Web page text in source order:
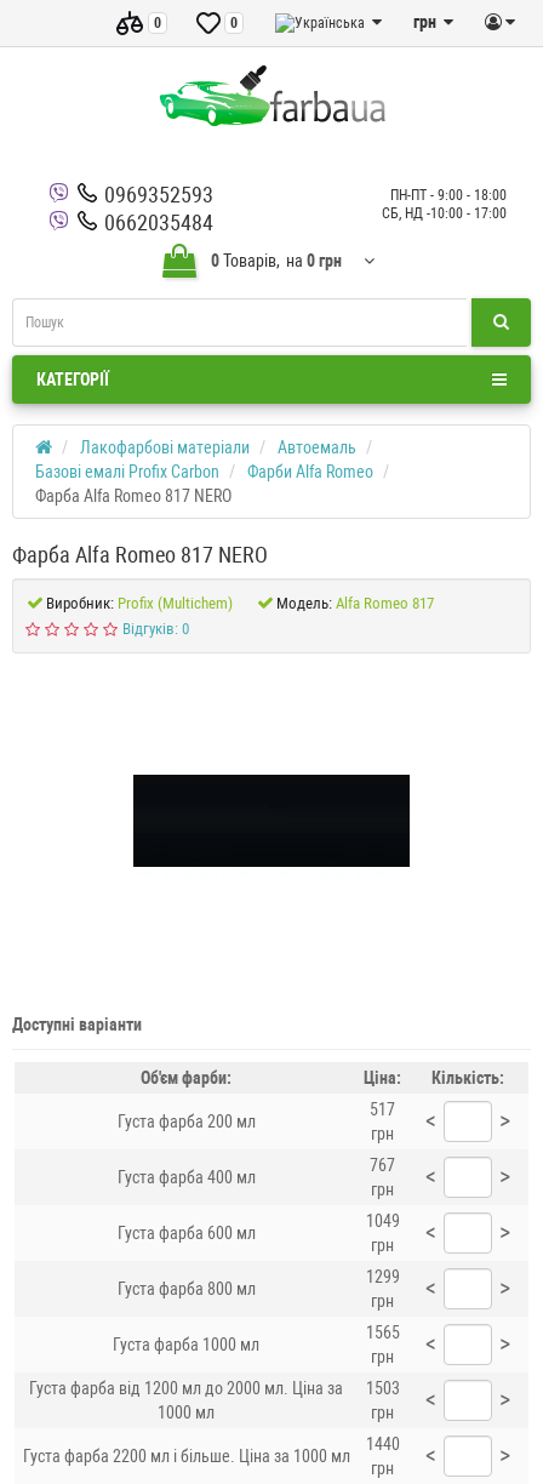
грн
0
0
0969352593
0662035484
ПН-ПТ - 9:00 - 18:00
СБ, НД -10:00 - 17:00
0Товарів, на 0 грн
КАТЕГОРІЇ
Лакофарбові матеріали
Автоемаль
Базові емалі Profix Carbon
Фарби Alfa Romeo
Фарба Alfa Romeo 817 NERO
Фарба Alfa Romeo 817 NERO
Виробник: Profix (Multichem) Модель: Alfa Romeo 817
Відгуків: 0
Доступні варіанти
Об'єм фарби: Ціна: Кількість:
Густа фарба 200 мл
517
грн
< >
Густа фарба 400 мл
767
грн
< >
Густа фарба 600 мл
1049
грн
< >
Густа фарба 800 мл
1299
грн
< >
Густа фарба 1000 мл
1565
грн
< >
Густа фарба від 1200 мл до 2000 мл. Ціна за
1000 мл
1503
грн
< >
Густа фарба 2200 мл і більше. Ціна за 1000 мл
1440
грн
< >